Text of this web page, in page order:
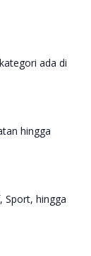
ada di
hingga
Sport, hingga